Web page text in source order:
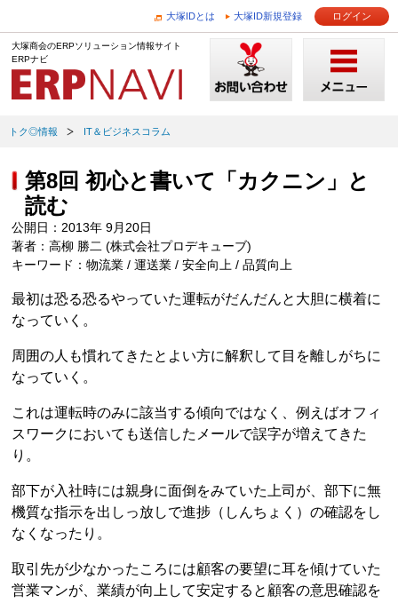
大塚IDとは 大塚ID新規登録 ログイン
大塚商会のERPソリューション情報サイト
ERPナビ
トク◎情報 IT＆ビジネスコラム
第8回 初心と書いて「カクニン」と
読む
公開日：2013年 9月20日
著者：高柳 勝二 (株式会社プロデキューブ)
キーワード：物流業 / 運送業 / 安全向上 / 品質向上
最初は恐る恐るやっていた運転がだんだんと大胆に横着に
なっていく。
周囲の人も慣れてきたとよい方に解釈して目を離しがちに
なっていく。
これは運転時のみに該当する傾向ではなく、例えばオフィ
スワークにおいても送信したメールで誤字が増えてきた
り。
部下が入社時には親身に面倒をみていた上司が、部下に無
機質な指示を出しっ放しで進捗（しんちょく）の確認をし
なくなったり。
取引先が少なかったころには顧客の要望に耳を傾けていた
営業マンが、業績が向上して安定すると顧客の意思確認を